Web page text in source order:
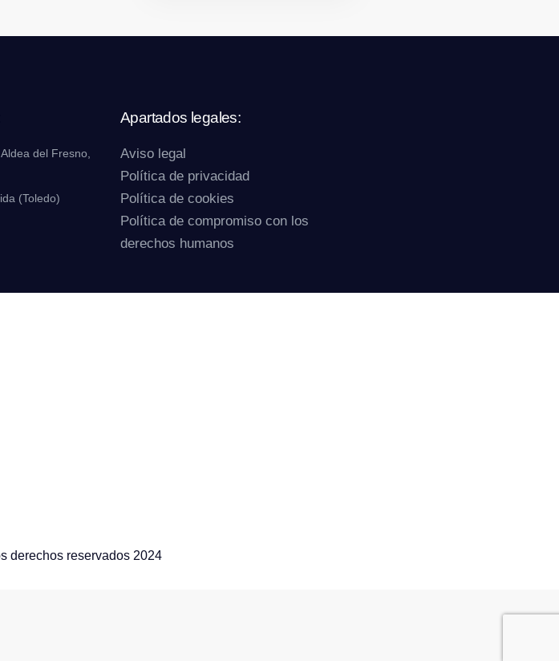
del Fresno,
(Toledo)
Apartados legales:
Aviso legal
Política de privacidad
Política de cookies
Política de compromiso con los
derechos humanos
derechos reservados 2024